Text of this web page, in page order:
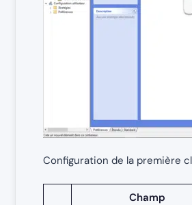
Configuration de la première
Champ